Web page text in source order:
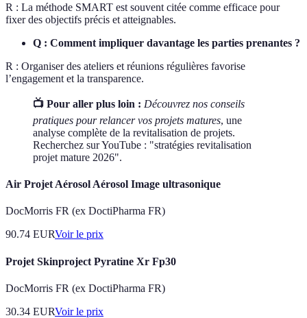
R : La méthode SMART est souvent citée comme efficace pour
fixer des objectifs précis et atteignables.
Q : Comment impliquer davantage les parties prenantes ?
R : Organiser des ateliers et réunions régulières favorise
l’engagement et la transparence.
📺 Pour aller plus loin : Découvrez nos conseils
pratiques pour relancer vos projets matures, une
analyse complète de la revitalisation de projets.
Recherchez sur YouTube : "stratégies revitalisation
projet mature 2026".
Air Projet Aérosol Aérosol Image ultrasonique
DocMorris FR (ex DoctiPharma FR)
90.74 EURVoir le prix
Projet Skinproject Pyratine Xr Fp30
DocMorris FR (ex DoctiPharma FR)
30.34 EURVoir le prix